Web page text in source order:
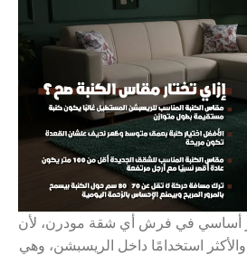
أساسي في فرش أي شقة مودرن، لأن
والأكثر استخدامًا داخل الريسبشن، وهي